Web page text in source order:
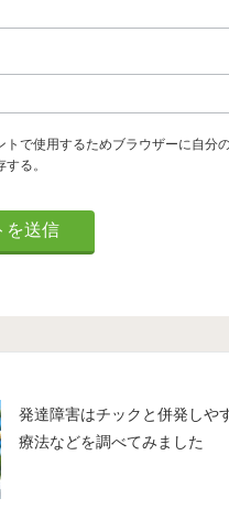
トで使用するためブラウザーに自分
る。
発達障害はチックと併発しや
療法などを調べてみました